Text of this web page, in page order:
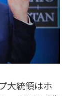
大統領はホ